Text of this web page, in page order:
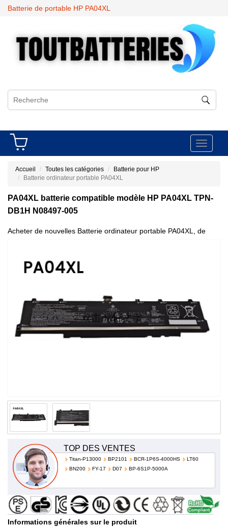
Batterie de portable HP PA04XL
Toggle
Accueil Toutes les catégories
Batterie pour HP
Batterie ordinateur portable PA04XL
PA04XL batterie compatible modèle HP PA04XL TPN-
DB1H N08497-005
Acheter de nouvelles Batterie ordinateur portable PA04XL, de
TOP DES VENTES
Titan-P13000 BP2101 BCR-1P6S-4000HS
LT60
BN200
FY-17 D07 BP-6S1P-5000A
Informations générales sur le produit